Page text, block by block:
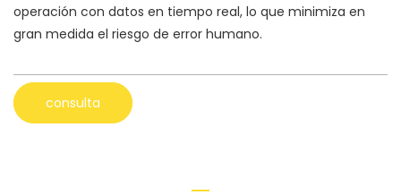
operación con datos en tiempo real, lo que minimiza en
gran medida el riesgo de error humano.
consulta